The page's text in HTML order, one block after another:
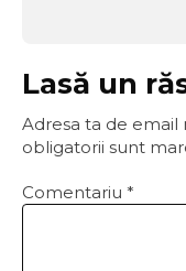
Lasă un
Adresa ta de email
obligatorii sunt
Comentariu *